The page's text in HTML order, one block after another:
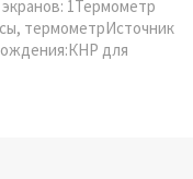
1Термометр
термометрИсточник
для